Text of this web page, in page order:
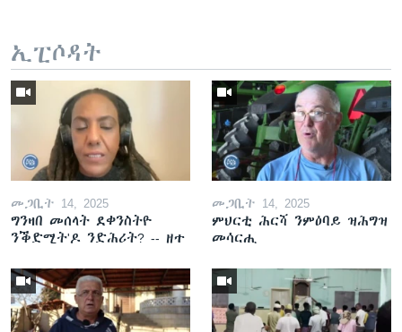
ኢፒሶዳት
መጋቢት 14, 2025
ግንዛበ መሰላት ደቀንስትዮ
ንቕድሚት'ዶ ንድሕሪት? -- ዘተ
መጋቢት 14, 2025
ምህርቲ ሕርሻ ንምዕባይ ዝሕግዝ
መሳርሒ